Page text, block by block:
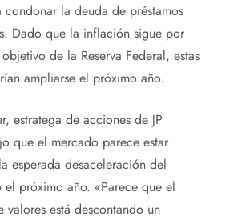
condonar la deuda de préstamos
Dado que la inflación sigue por
de la Reserva Federal, estas
ampliarse el próximo año.
estratega de acciones de JP
que el mercado parece estar
esperada desaceleración del
el próximo año. «Parece que el
valores está descontando un